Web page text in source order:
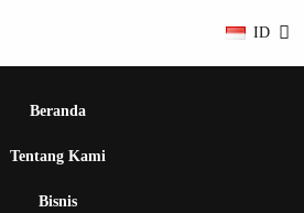
ID
Beranda
Tentang Kami
Bisnis